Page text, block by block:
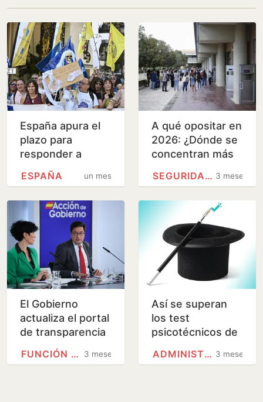
España apura el
plazo para
responder a
Bruselas sobre el
abuso de
el sector público
un mes
ESPAÑA
A qué opositar en
2026: ¿Dónde se
concentran más
empleo público?
3 meses
SEGURIDAD SOCIAL
El Gobierno
actualiza el portal
de transparencia
para mejorar la
accesibilidad de
3 meses
FUNCIÓN PÚBLICA
Así se superan
los test
psicotécnicos de
3 meses
ADMINISTRACIÓN GENERAL DEL…